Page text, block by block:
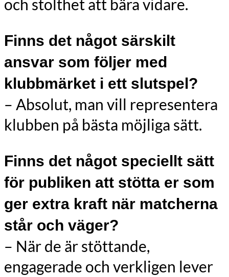
och stolthet att bära vidare.
Finns det något särskilt
ansvar som följer med
klubbmärket i ett slutspel?
– Absolut, man vill representera
klubben på bästa möjliga sätt.
Finns det något speciellt sätt
för publiken att stötta er som
ger extra kraft när matcherna
står och väger?
– När de är stöttande,
engagerade och verkligen lever